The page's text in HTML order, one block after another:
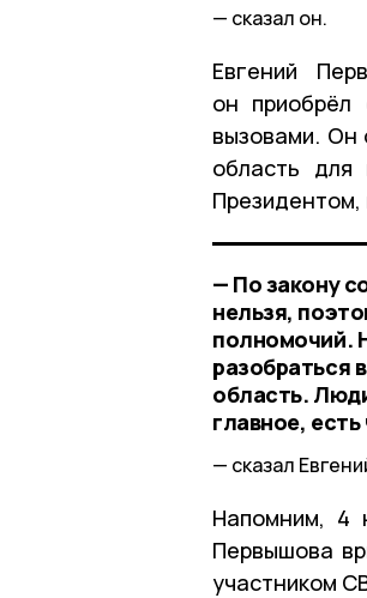
сказал он.
Евгений
он приобрёл
вызовами. Он
область
Президентом,
— По закону
нельзя,
полномочий.
разобраться
область.
главное,
сказал
Напомним, 4
Первышова
участником